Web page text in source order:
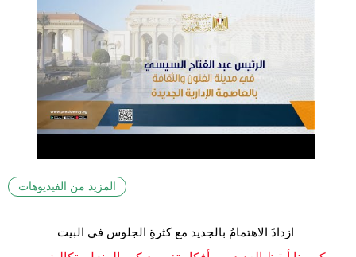
المزيد من الفيديوهات
ازدادَ الاهتمامُ بالجديد مع كثرةِ الجلوس في البيت